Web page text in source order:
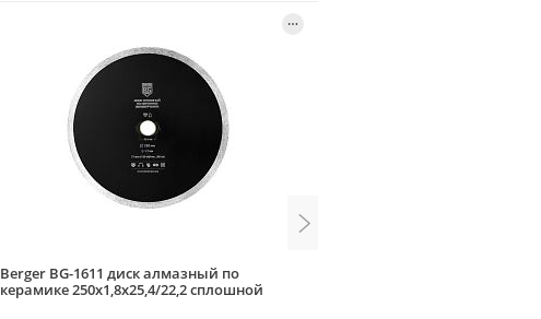
Berger BG-1611 диск алмазный по
керамике 250х1,8х25,4/22,2 сплошной